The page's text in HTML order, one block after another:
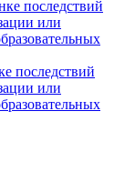
последствий
или
последствий
или